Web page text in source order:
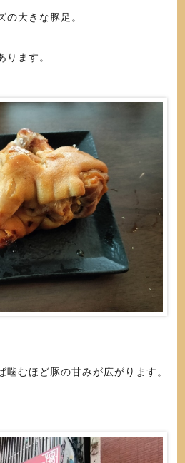
の大きな豚足。
ります。
噛むほど豚の甘みが広がります。